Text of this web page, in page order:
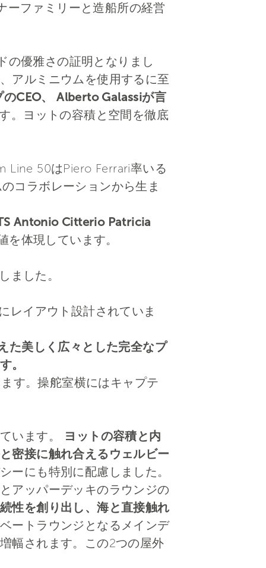
ーファミリーと造船所の経営
の優雅さの証明となりまし
アルミニウムを使用するに至
CEO、 Alberto Galassiが言
。ヨットの容積と空間を徹底
Line 50はPiero Ferrari率いる
コラボレーションから生ま
Antonio Citterio Patricia
体現しています。
ました。
レイアウト設計されていま
た美しく広々とした完全なプ
。
す。操舵室横にはキャプテ
います。
ヨットの容積と内
密接に触れ合えるウェルビー
ーにも特別に配慮しました。
アッパーデッキのラウンジの
性を創り出し、海と直接触れ
ートラウンジとなるメインデ
幅されます。この2つの屋外